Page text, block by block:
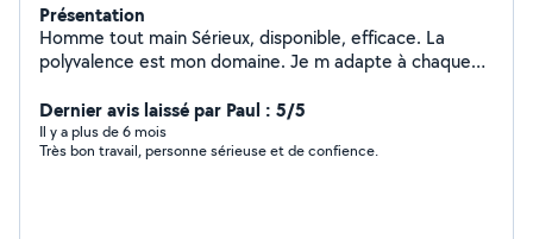
Présentation
Homme tout main Sérieux, disponible, efficace. La
polyvalence est mon domaine. Je m adapte à chaque
pas déçu avec moi !!
Dernier avis laissé par Paul : 5/5
Il y a plus de 6 mois
Très bon travail, personne sérieuse et de confience.